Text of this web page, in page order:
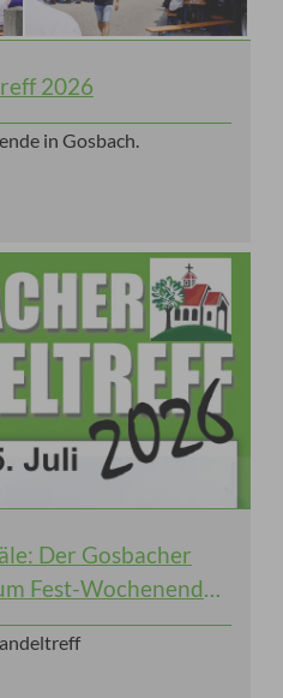
2026
in Gosbach.
Der Gosbacher
Fest-Wochenende